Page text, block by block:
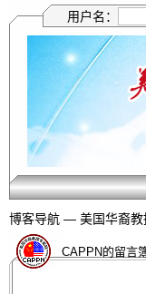
用户名：
博客导航 — 美国华裔教
CAPPN的留言